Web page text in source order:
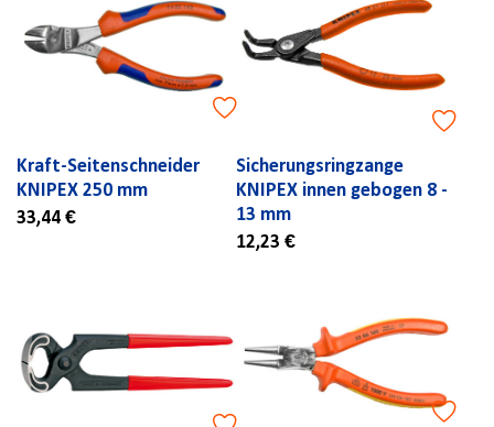
Kraft-Seitenschneider
KNIPEX 250 mm
33,44 €
Sicherungsringzange
KNIPEX innen gebogen 8 -
13 mm
12,23 €